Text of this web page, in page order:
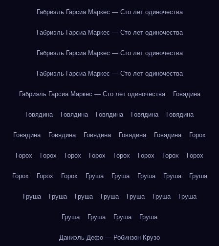
Габриэль Гарсиа Маркес — Сто лет одиночества
Габриэль Гарсиа Маркес — Сто лет одиночества
Габриэль Гарсиа Маркес — Сто лет одиночества
Габриэль Гарсиа Маркес — Сто лет одиночества
Габриэль Гарсиа Маркес — Сто лет одиночества Говядина
Говядина Говядина Говядина Говядина Говядина
Говядина Говядина Говядина Говядина Говядина Горох
Горох Горох Горох Горох Горох Горох Горох Горох
Горох Горох Горох Груша Груша Груша Груша Груша
Груша Груша Груша Груша Груша Груша Груша
Груша Груша Груша Груша
Даниэль Дефо — Робинзон Крузо